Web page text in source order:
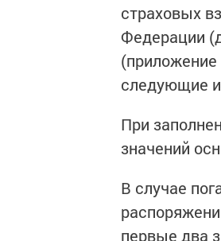
страховых
Федерации
следующие
При
значений
В случае
первые два